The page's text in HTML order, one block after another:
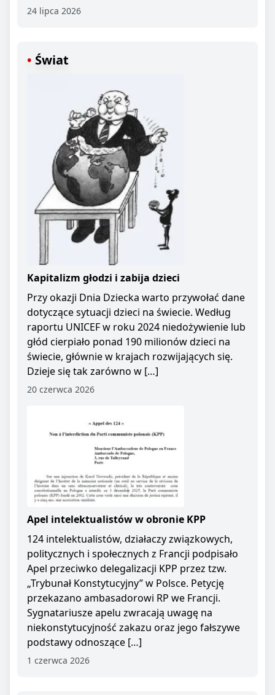
24 lipca 2026
Świat
Kapitalizm głodzi i zabija dzieci
Przy okazji Dnia Dziecka warto przywołać dane
dotyczące sytuacji dzieci na świecie. Według
raportu UNICEF w roku 2024 niedożywienie lub
głód cierpiało ponad 190 milionów dzieci na
świecie, głównie w krajach rozwijających się.
Dzieje się tak zarówno w […]
20 czerwca 2026
Apel intelektualistów w obronie KPP
124 intelektualistów, działaczy związkowych,
politycznych i społecznych z Francji podpisało
Apel przeciwko delegalizacji KPP przez tzw.
„Trybunał Konstytucyjny” w Polsce. Petycję
przekazano ambasadorowi RP we Francji.
Sygnatariusze apelu zwracają uwagę na
niekonstytucyjność zakazu oraz jego fałszywe
podstawy odnoszące […]
1 czerwca 2026